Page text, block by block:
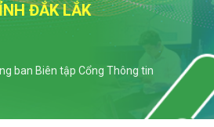
ĐẮK LẮK
ban Biên tập Cổng Thông tin